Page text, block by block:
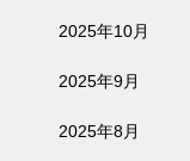
2025年10月
2025年9月
2025年8月